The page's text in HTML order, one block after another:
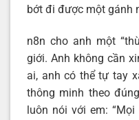
bớt đi được một gánh
n8n cho anh một
giới. Anh không cần
ai, anh có thể tự tay
thông minh theo
luôn nói với em: